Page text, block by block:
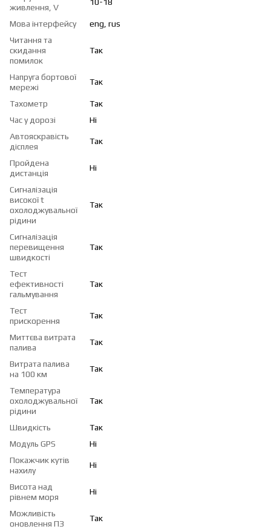
живлення, V
Мова інтерфейсу
eng, rus
Читання та
скидання
помилок
Так
Напруга бортової
мережі
Так
Тахометр
Так
Час у дорозі
Ні
Автояскравість
дісплея
Так
Пройдена
дистанція
Ні
Сигналізація
високої t
охолоджувальної
рідини
Так
Сигналізація
перевищення
швидкості
Так
Тест
ефективності
гальмування
Так
Тест
прискорення
Так
Миттєва витрата
палива
Так
Витрата палива
на 100 км
Так
Температура
охолоджувальної
рідини
Так
Швидкість
Так
Модуль GPS
Ні
Покажчик кутів
нахилу
Ні
Висота над
рівнем моря
Ні
Можливість
оновлення ПЗ
Так